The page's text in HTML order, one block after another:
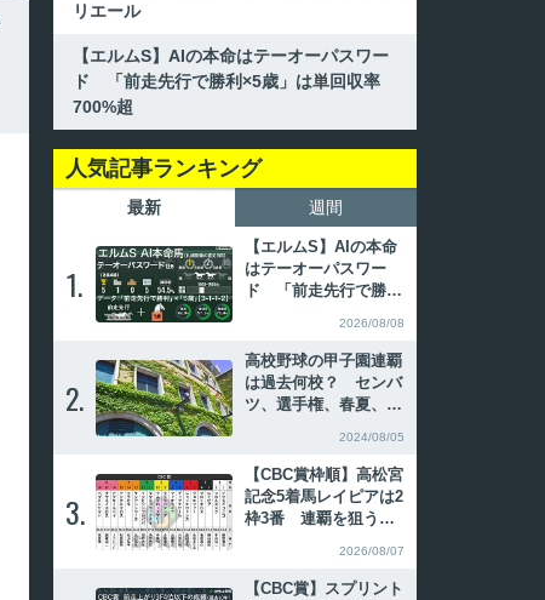
リエール
【エルムS】AIの本命はテーオーパスワー
ド 「前走先行で勝利×5歳」は単回収率
700%超
人気記事ランキング
最新 週間
1.
【エルムS】AIの本命
はテーオーパスワー
ド 「前走先行で勝利
2026/08/08
2.
高校野球の甲子園連覇
は過去何校？ センバ
ツ、選手権、春夏、夏
2024/08/05
3.
【CBC賞枠順】高松宮
記念5着馬レイピアは2
枠3番 連覇を狙うイ
2026/08/07
【CBC賞】スプリント